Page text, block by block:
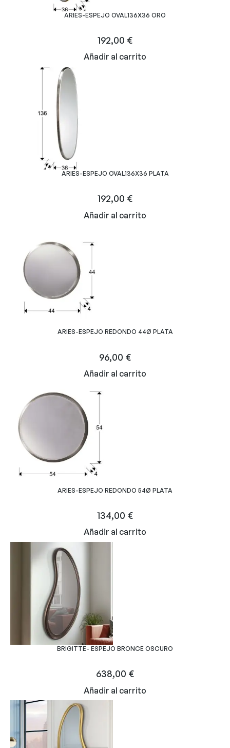
ARIES-ESPEJO OVAL136X36 ORO
192,00 €
Añadir al carrito
ARIES-ESPEJO OVAL136X36 PLATA
192,00 €
Añadir al carrito
ARIES-ESPEJO REDONDO 44Ø PLATA
96,00 €
Añadir al carrito
ARIES-ESPEJO REDONDO 54Ø PLATA
134,00 €
Añadir al carrito
BRIGITTE- ESPEJO BRONCE OSCURO
638,00 €
Añadir al carrito